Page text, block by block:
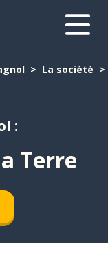
La société
:
Terre